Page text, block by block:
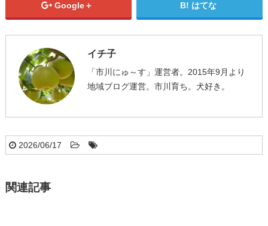
Google＋ はてな
イチ子
「市川にゅ～す」運営者。2015年9月より
地域ブログ運営。市川育ち。犬好き。
2026/06/17
関連記事